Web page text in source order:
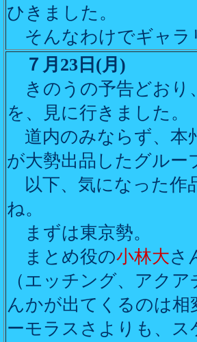
ひきました。
そんなわけでギャラ
７月23日(月)
きのうの予告どおり
を、見に行きました。
道内のみならず、本
が大勢出品したグルー
以下、気になった作
ね。
まずは東京勢。
まとめ役の小林大さ
（エッチング、アク
んかが出てくるのは
ーモラスさよりも、